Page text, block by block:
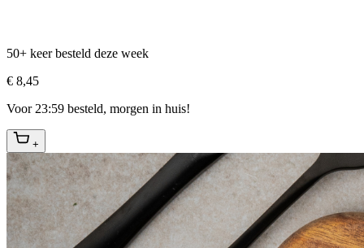
50+ keer besteld deze week
€ 8,45
Voor 23:59 besteld, morgen in huis!
+